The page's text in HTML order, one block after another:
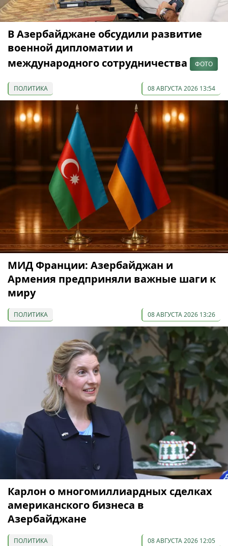
В Азербайджане обсудили развитие
военной дипломатии и
международного сотрудничества
ФОТО
ПОЛИТИКА 08 АВГУСТА 2026 13:54
МИД Франции: Азербайджан и
Армения предприняли важные шаги к
миру
ПОЛИТИКА 08 АВГУСТА 2026 13:26
Карлон о многомиллиардных сделках
американского бизнеса в
Азербайджане
ПОЛИТИКА 08 АВГУСТА 2026 12:05